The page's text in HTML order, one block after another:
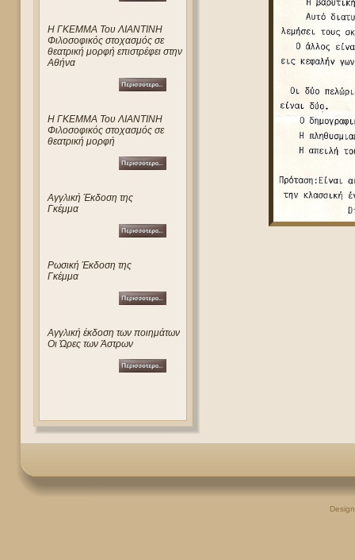
Η ΓΚΕΜΜΑ Του ΛΙΑΝΤΙΝΗ
Φιλοσοφικός στοχασμός σε
θεατρική μορφή επιστρέφει στην
Αθήνα
Η ΓΚΕΜΜΑ Του ΛΙΑΝΤΙΝΗ
Φιλοσοφικός στοχασμός σε
θεατρική μορφή
Αγγλική Έκδοση της
Γκέμμα
Ρωσική Έκδοση της
Γκέμμα
Αγγλική έκδοση των ποιημάτων
Οι Ώρες των Άστρων